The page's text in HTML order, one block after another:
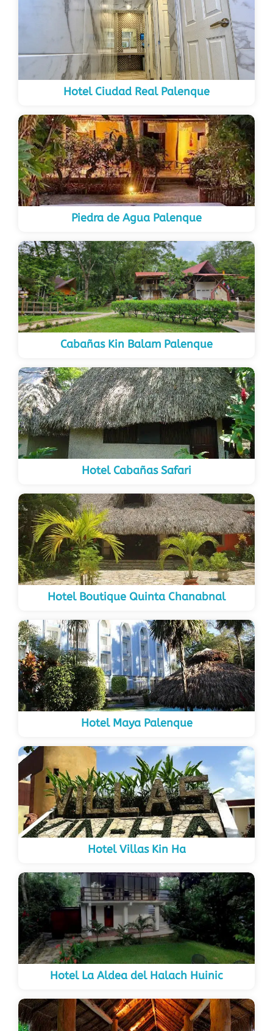
Hotel Ciudad Real Palenque
Piedra de Agua Palenque
Cabañas Kin Balam Palenque
Hotel Cabañas Safari
Hotel Boutique Quinta Chanabnal
Hotel Maya Palenque
Hotel Villas Kin Ha
Hotel La Aldea del Halach Huinic